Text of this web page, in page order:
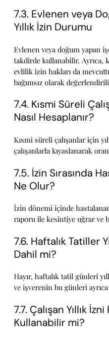
7.3. Evlenen veya
Yıllık İzin Durumu
Evlenen veya doğum yapan
takdirde kullanabilir. Ayrıca,
evlilik izin hakları da
bağımsız olarak
7.4. Kısmi Süreli
Nasıl Hesaplanır?
Kısmi süreli çalışanlar için
çalışanlarla kıyaslanarak
7.5. İzin Sırasında
Ne Olur?
İzin dönemi içinde
raporu ile kesintiye uğrar ve
7.6. Haftalık Tatiller
Dahil mi?
Hayır, haftalık tatil günleri
ve işverenin bu günleri
7.7. Çalışan Yıllık
Kullanabilir mi?